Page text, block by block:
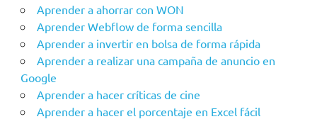
Aprender a ahorrar con WON
Aprender Webflow de forma sencilla
Aprender a invertir en bolsa de forma rápida
Aprender a realizar una campaña de anuncio en
Google
Aprender a hacer críticas de cine
Aprender a hacer el porcentaje en Excel fácil